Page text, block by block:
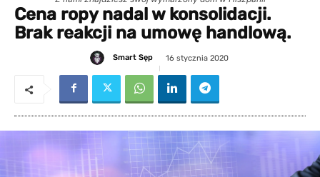
Cena ropy nadal w konsolidacji.
Brak reakcji na umowę handlową.
Smart Sęp 16 stycznia 2020